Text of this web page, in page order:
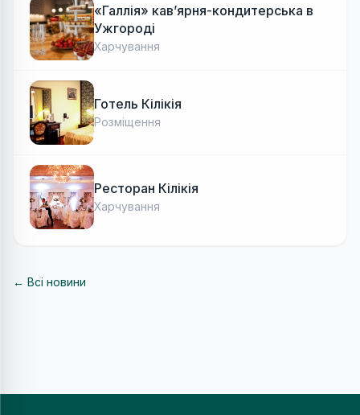
«Галлія» кав’ярня-кондитерська в
Ужгороді
Харчування
Готель Кілікія
Розміщення
Ресторан Кілікія
Харчування
← Всі новини